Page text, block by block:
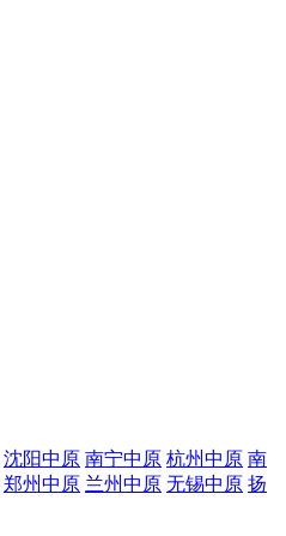
沈阳中原 南宁中原 杭州中原 南
郑州中原 兰州中原 无锡中原 扬